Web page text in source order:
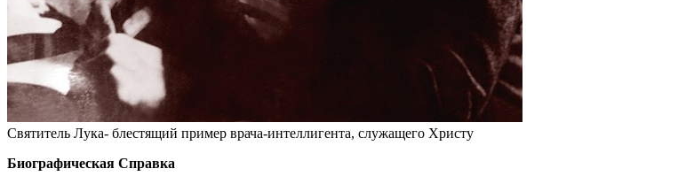
Святитель Лука- блестящий пример врача-интеллигента, служащего Христу
Биографическая Справка